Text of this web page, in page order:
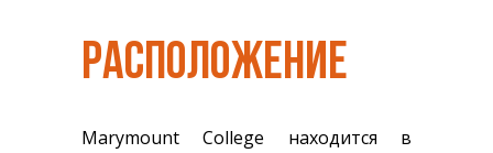
РАСПОЛОЖЕНИЕ
Marymount College находится в